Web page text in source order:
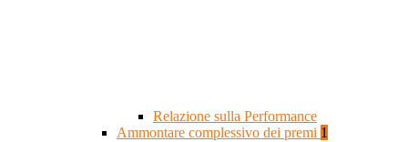
Relazione sulla Performance
Ammontare complessivo dei premi 1